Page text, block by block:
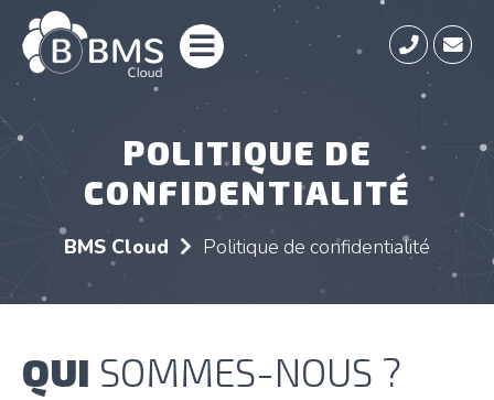
POLITIQUE DE
CONFIDENTIALITÉ
BMS Cloud Politique de confidentialité
QUI SOMMES-NOUS ?